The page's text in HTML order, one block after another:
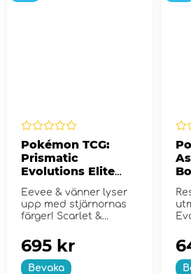
Pokémon TCG:
Prismatic
Evolutions Elite
Trainer Box
Eevee & vänner lyser
upp med stjärnornas
färger! Scarlet &
Bevaka
695 kr